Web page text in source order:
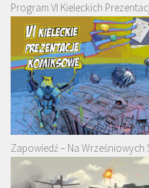
Program VI Kieleckich
Zapowiedź – Na Wrześniowych